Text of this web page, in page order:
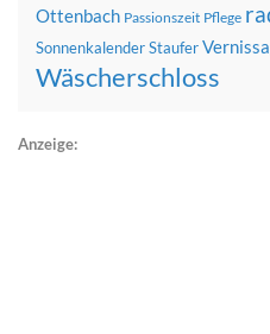
Ottenbach Passionszeit Pflege
SonnenkalenderStaufer
Wäscherschloss
Anzeige: